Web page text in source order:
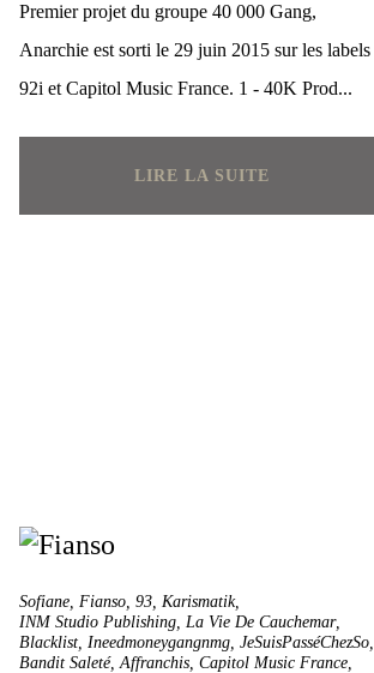
Premier projet du groupe 40 000 Gang,
Anarchie est sorti le 29 juin 2015 sur les labels
92i et Capitol Music France. 1 - 40K Prod...
LIRE LA SUITE
Sofiane, Fianso, 93, Karismatik,
INM Studio Publishing, La Vie De Cauchemar,
Blacklist, Ineedmoneygangnmg, JeSuisPasséChezSo,
Bandit Saleté,Affranchis, Capitol Music France,